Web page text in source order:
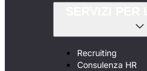
Recruiting
Consulenza HR